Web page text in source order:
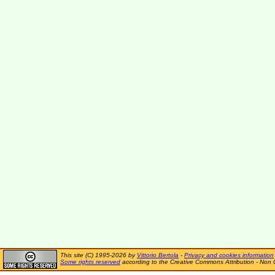
This site (C) 1995-2026 by Vittorio Bertola - Privacy and cookies information
Some rights reserved according to the Creative Commons Attribution - Non